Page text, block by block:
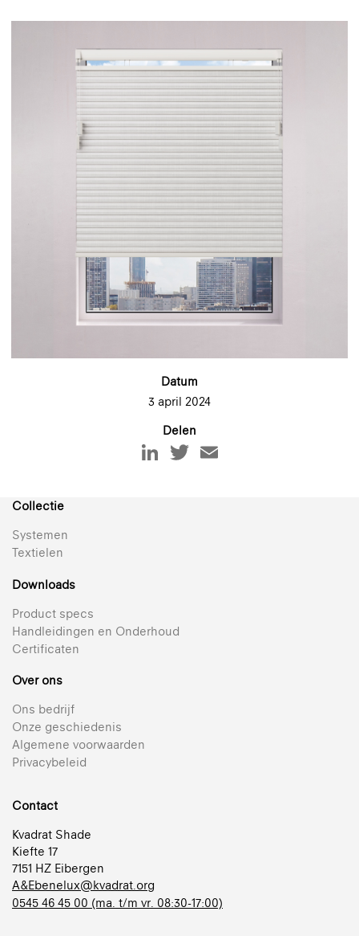
Datum
3 april 2024
Delen
Collectie
Systemen
Textielen
Downloads
Product specs
Handleidingen en Onderhoud
Certificaten
Over ons
Ons bedrijf
Onze geschiedenis
Algemene voorwaarden
Privacybeleid
Contact
Kvadrat Shade
Kiefte 17
7151 HZ Eibergen
A&Ebenelux@kvadrat.org
0545 46 45 00 (ma. t/m vr. 08:30-17:00)